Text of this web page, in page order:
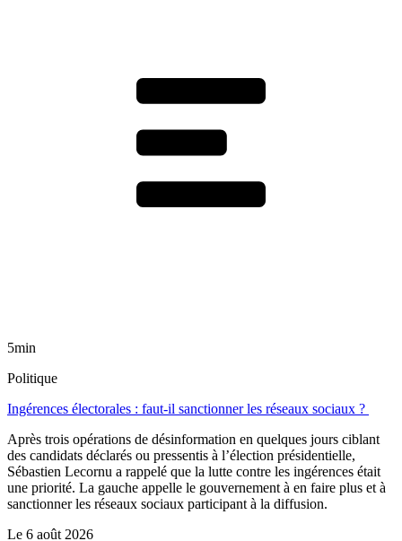
5min
Politique
Ingérences électorales : faut-il sanctionner les réseaux sociaux ?
Après trois opérations de désinformation en quelques jours ciblant
des candidats déclarés ou pressentis à l’élection présidentielle,
Sébastien Lecornu a rappelé que la lutte contre les ingérences était
une priorité. La gauche appelle le gouvernement à en faire plus et à
sanctionner les réseaux sociaux participant à la diffusion.
Le 6 août 2026